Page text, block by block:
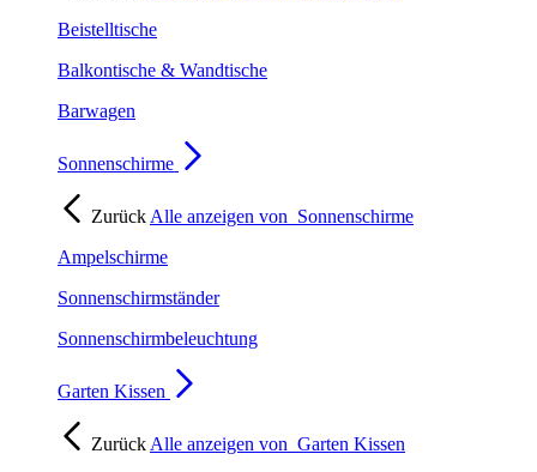
Beistelltische
Balkontische & Wandtische
Barwagen
Sonnenschirme
Zurück Alle anzeigen von Sonnenschirme
Ampelschirme
Sonnenschirmständer
Sonnenschirmbeleuchtung
Garten Kissen
Zurück Alle anzeigen von Garten Kissen